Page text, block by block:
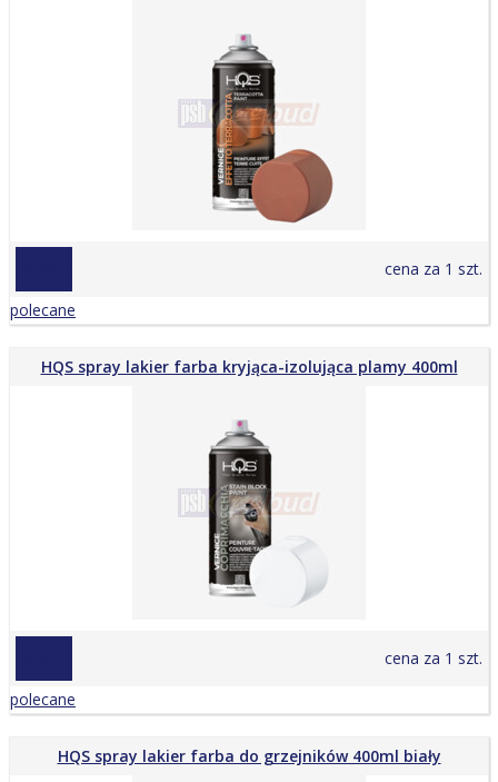
cena za 1 szt.
polecane
HQS spray lakier farba kryjąca-izolująca plamy 400ml
cena za 1 szt.
polecane
HQS spray lakier farba do grzejników 400ml biały